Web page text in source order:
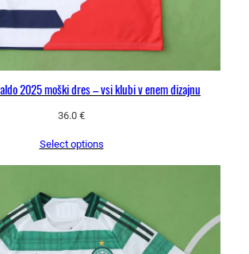
2025 moški dres – vsi klubi v enem dizajnu
36.0 €
Select options